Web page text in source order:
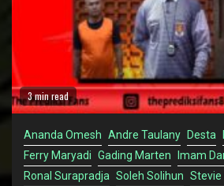
3 min read
Ananda Omesh Andre Taulany Desta
Ferry Maryadi Gading Marten
Imam
Ronal Surapradja Soleh Solihun Stevie